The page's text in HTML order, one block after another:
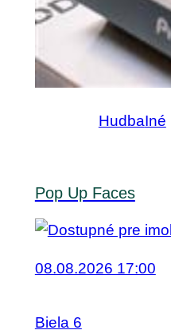
HudbaIné
Pop Up Faces
08.08.2026 17:00
Biela 6